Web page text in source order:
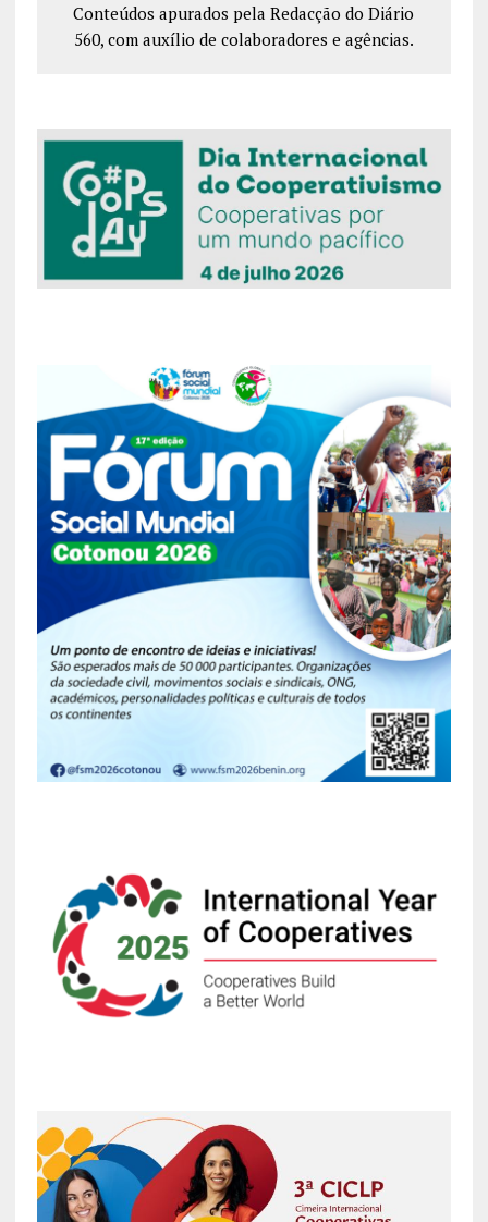
Conteúdos apurados pela Redacção do Diário
560, com auxílio de colaboradores e agências.